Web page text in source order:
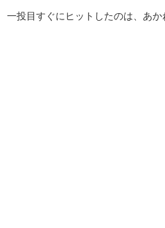
一投目すぐにヒットしたのは、あか